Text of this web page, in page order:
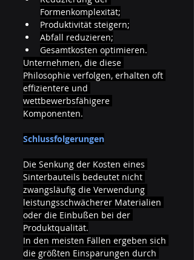
Formenkomplexität;
Produktivität steigern;
Abfall reduzieren;
Gesamtkosten optimieren.
Unternehmen, die diese
Philosophie verfolgen, erhalten oft
effizientere und
wettbewerbsfähigere
Komponenten.
Schlussfolgerungen
Die Senkung der Kosten eines
Sinterbauteils bedeutet nicht
zwangsläufig die Verwendung
leistungsschwächerer Materialien
oder die Einbußen bei der
Produktqualität.
In den meisten Fällen ergeben sich
die größten Einsparungen durch